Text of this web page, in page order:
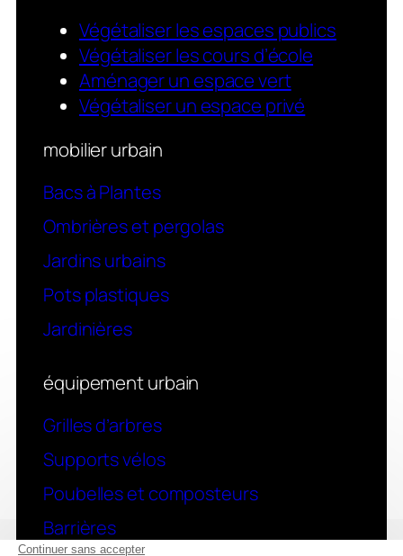
Végétaliser les espaces publics
Végétaliser les cours d’école
Aménager un espace vert
Végétaliser un espace privé
mobilier urbain
Bacs à Plantes
Ombrières et pergolas
Jardins urbains
Pots plastiques
Jardinières
équipement urbain
Grilles d’arbres
Supports vélos
Poubelles et composteurs
Barrières